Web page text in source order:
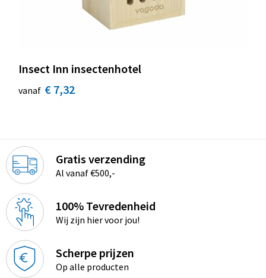
Insect Inn insectenhotel
vanaf € 7,32
Gratis verzending
Al vanaf €500,-
100% Tevredenheid
Wij zijn hier voor jou!
Scherpe prijzen
Op alle producten